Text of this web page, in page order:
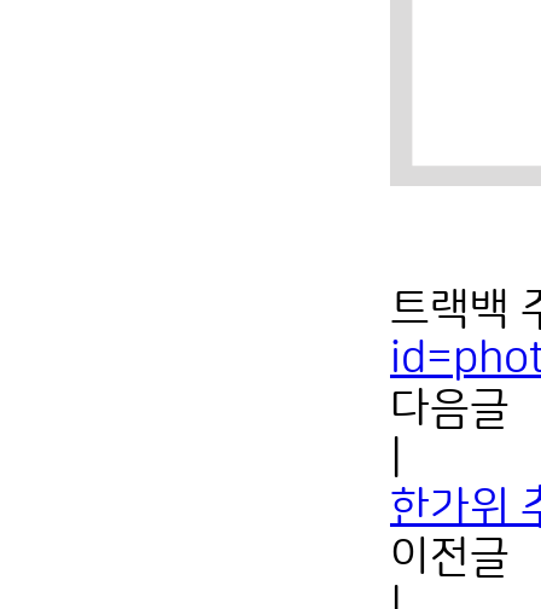
트랙백
다음글
한가위
이전글